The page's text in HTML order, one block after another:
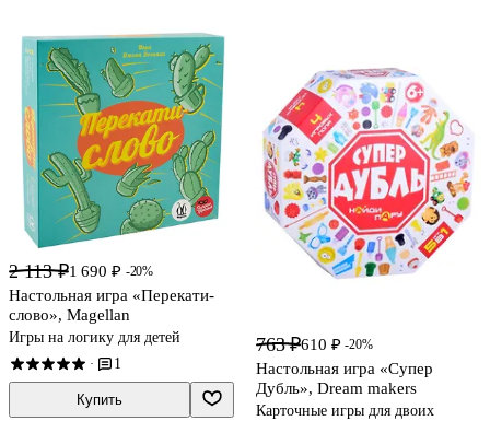
2 113 ₽1 690 ₽ -20%
Настольная игра «Перекати-
слово», Magellan
Игры на логику для детей
· 1
Купить
763 ₽610 ₽ -20%
Настольная игра «Супер
Дубль», Dream makers
Карточные игры для двоих